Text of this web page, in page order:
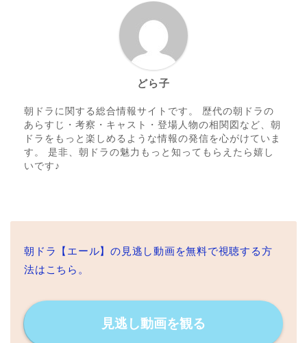
どら子
朝ドラに関する総合情報サイトです。 歴代の朝ドラの
あらすじ・考察・キャスト・登場人物の相関図など、朝
ドラをもっと楽しめるような情報の発信を心がけていま
す。 是非、朝ドラの魅力もっと知ってもらえたら嬉し
いです♪
朝ドラ【エール】の見逃し動画を無料で視聴する方
法はこちら。
見逃し動画を観る